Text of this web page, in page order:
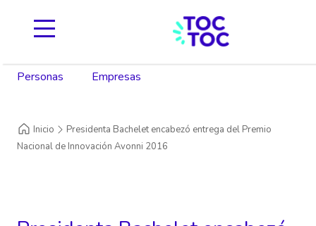
Personas Empresas
Inicio
Presidenta Bachelet encabezó entrega del Premio
Nacional de Innovación Avonni 2016